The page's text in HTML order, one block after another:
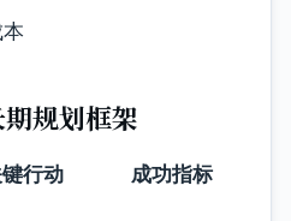
规划框架
行动 成功指标